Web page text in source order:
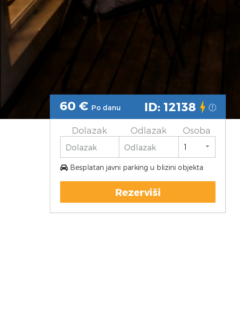
60 € Po danu ID: 12138
Dolazak Odlazak Osoba
Besplatan javni parking u blizini objekta
Rezerviši